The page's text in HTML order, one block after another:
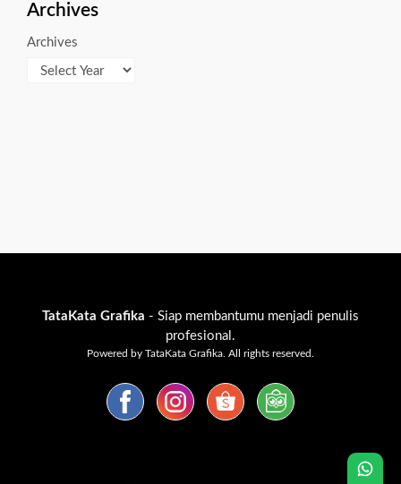
Archives
Archives
TataKata Grafika - Siap membantumu menjadi penulis
profesional.
Powered by TataKata Grafika. All rights reserved.